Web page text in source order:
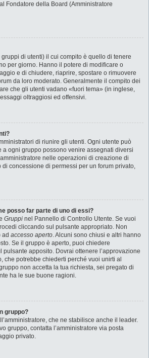
Fondatore della Board (Amministratore
gruppi di utenti) il cui compito è quello di tenere
per giorno. Hanno il potere di modificare o
e di chiudere, riaprire, spostare o rimuovere
da loro moderato. Generalmente il compito dei
che gli utenti vadano «fuori tema» (in inglese,
oltraggiosi ed offensivi.
di riunire gli utenti. Ogni utente può
a ogni gruppo possono venire assegnati diversi
nelle operazioni di creazione di
di concessione di permessi per un forum privato,
posso far parte di uno di essi?
Gruppi nel Pannello di Controllo Utente. Se vuoi
cliccando sul pulsante appropriato. Non
ad accesso aperto. Alcuni sono chiusi e altri hanno
Se il gruppo è aperto, puoi chiedere
pulsante apposito. Dovrai ottenere l’approvazione
che potrebbe chiederti perché vuoi unirti al
non accetta la tua richiesta, sei pregato di
ha le sue buone ragioni.
gruppo?
che ne stabilisce anche il leader.
gruppo, contatta l’amministratore via posta
privato.